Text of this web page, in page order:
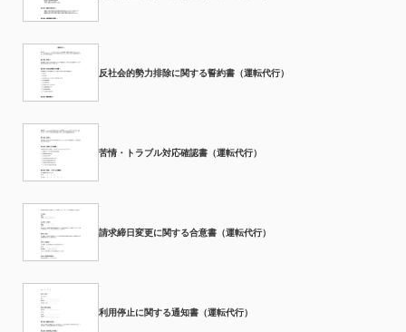
反社会的勢力排除に関する誓約書（運転代行）
苦情・トラブル対応確認書（運転代行）
請求締日変更に関する合意書（運転代行）
利用停止に関する通知書（運転代行）